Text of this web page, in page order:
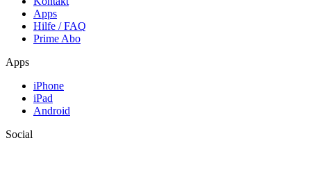
Apps
Hilfe / FAQ
Prime Abo
Apps
iPhone
iPad
Android
Social